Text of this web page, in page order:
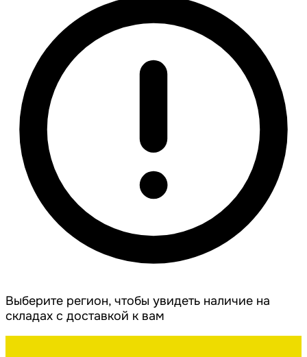
Выберите регион, чтобы увидеть наличие на
складах с доставкой к вам